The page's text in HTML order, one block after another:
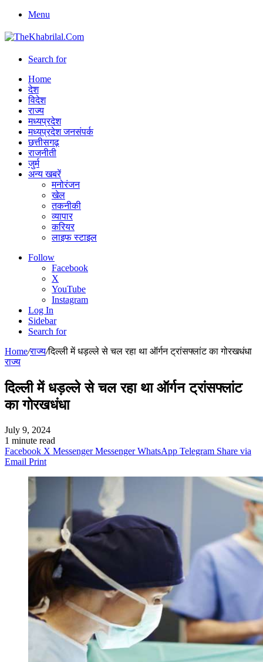
Menu
Search for
Home
देश
विदेश
राज्य
मध्यप्रदेश
मध्यप्रदेश जनसंपर्क
छत्तीसगढ़
राजनीती
जुर्म
अन्य खबरें
मनोरंजन
खेल
तकनीकी
व्यापार
करियर
लाइफ स्टाइल
Follow
Facebook
X
YouTube
Instagram
Log In
Sidebar
Search for
Home/राज्य/दिल्ली में धड़ल्ले से चल रहा था ऑर्गन ट्रांसफ्लांट का गोरखधंधा
राज्य
दिल्ली में धड़ल्ले से चल रहा था ऑर्गन ट्रांसफ्लांट
का गोरखधंधा
July 9, 2024
1 minute read
Facebook X Messenger Messenger WhatsApp Telegram Share via
Email Print